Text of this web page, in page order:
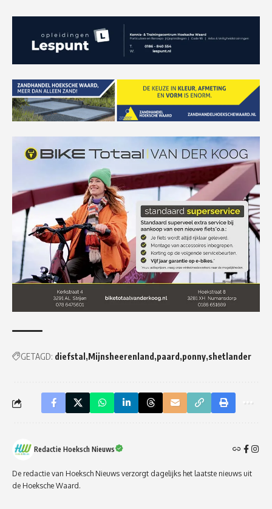
GETAGD: diefstal Mijnsheerenland paard ponny shetlander
Redactie Hoeksch Nieuws
De redactie van Hoeksch Nieuws verzorgt dagelijks het laatste nieuws uit
de Hoeksche Waard.